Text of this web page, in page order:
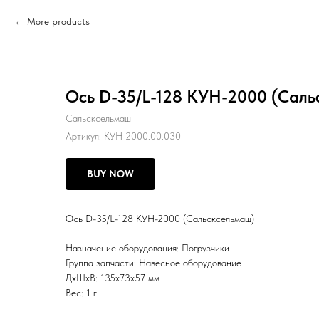
More products
Ось D-35/L-128 КУН-2000
Сальсксельмаш
Артикул: КУН 2000.00.030
BUY NOW
Ось D-35/L-128 КУН-2000 (Сальсксельмаш)
Назначение оборудования: Погрузчики
Группа запчасти: Навесное оборудование
ДxШxВ: 135x73x57 мм
Вес: 1 г